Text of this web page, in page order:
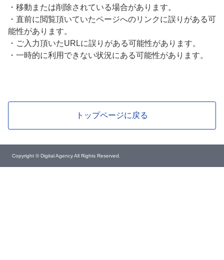
・ 移動または削除されている場合があります。
・ 直前に閲覧頂いていたページへのリンクに誤りがある可
能性があります。
・ ご入力頂いたURLに誤りがある可能性があります。
・ 一時的に利用できない状況にある可能性があります。
トップページに戻る
Copyright © Digital Agency All Rights Reserved.